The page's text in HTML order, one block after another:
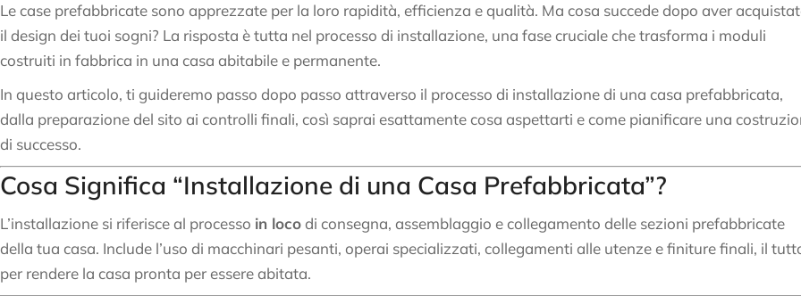
Le case prefabbricate sono apprezzate per la loro rapidità, efficienza e qualità. Ma cosa succede dopo aver
il design dei tuoi sogni? La risposta è tutta nel processo di installazione, una fase cruciale che trasforma i moduli
costruiti in fabbrica in una casa abitabile e permanente.
In questo articolo, ti guideremo passo dopo passo attraverso il processo di installazione di una casa prefabbricata,
dalla preparazione del sito ai controlli finali, così saprai esattamente cosa aspettarti e come pianificare una
di successo.
Cosa Significa “Installazione di una Casa Prefabbricata”?
L’installazione si riferisce al processo in locodi consegna, assemblaggio e collegamento delle sezioni prefabbricate
della tua casa. Include l’uso di macchinari pesanti, operai specializzati, collegamenti alle utenze e finiture finali, il
per rendere la casa pronta per essere abitata.